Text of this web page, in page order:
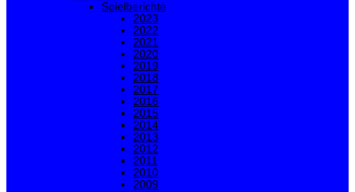
Spielberichte
2023
2022
2021
2020
2019
2018
2017
2016
2015
2014
2013
2012
2011
2010
2009